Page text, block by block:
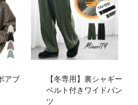
アブ
【冬専用】裏シャギー
ベルト付きワイドパン
ツ